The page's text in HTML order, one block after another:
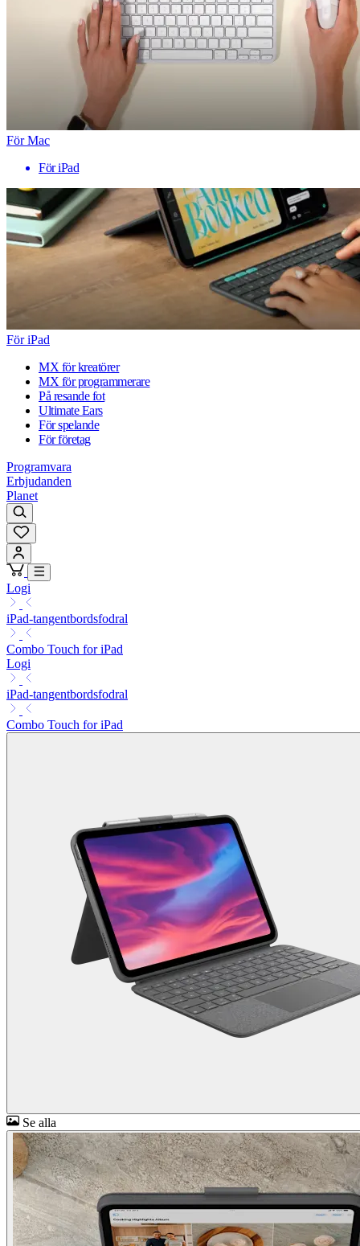
För Mac
För iPad
För iPad
MX för kreatörer
MX för programmerare
På resande fot
Ultimate Ears
För spelande
För företag
Programvara
Erbjudanden
Planet
Logi
iPad-tangentbordsfodral
Combo Touch for iPad
Logi
iPad-tangentbordsfodral
Combo Touch for iPad
Se alla